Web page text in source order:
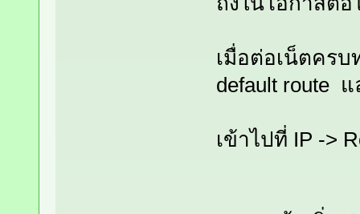
เมื่อต่อเน็ตคร
default route แ
เข้าไปที่ IP ->